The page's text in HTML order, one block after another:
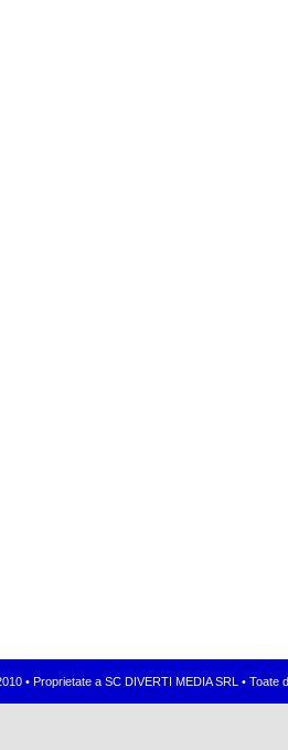
• Proprietate a SC DIVERTI MEDIA SRL •